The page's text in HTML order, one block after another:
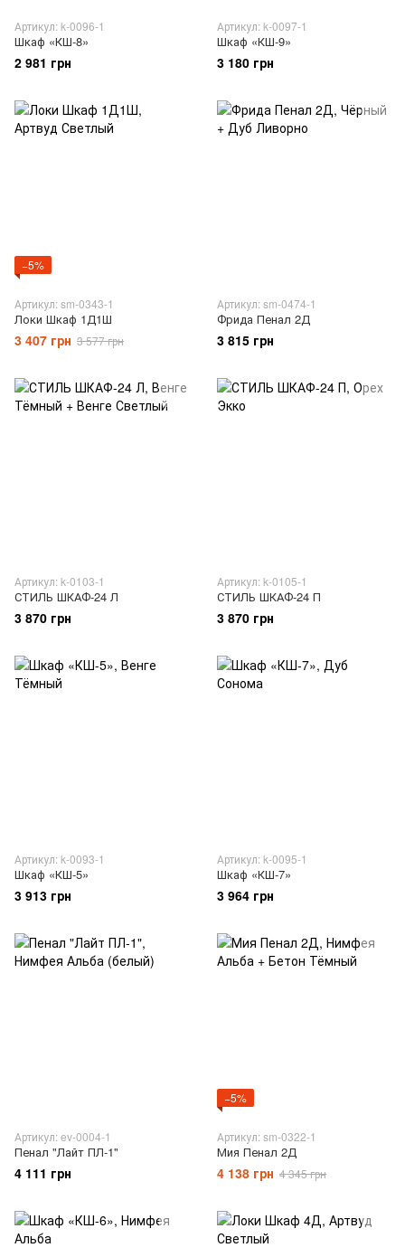
Артикул: k-0096-1
Шкаф «КШ-8»
2 981 грн
Артикул: k-0097-1
Шкаф «КШ-9»
3 180 грн
−5%
Артикул: sm-0343-1
Локи Шкаф 1Д1Ш
3 407 грн 3 577 грн
Артикул: sm-0474-1
Фрида Пенал 2Д
3 815 грн
Артикул: k-0103-1
СТИЛЬ ШКАФ-24 Л
3 870 грн
Артикул: k-0105-1
СТИЛЬ ШКАФ-24 П
3 870 грн
Артикул: k-0093-1
Шкаф «КШ-5»
3 913 грн
Артикул: k-0095-1
Шкаф «КШ-7»
3 964 грн
Артикул: ev-0004-1
Пенал "Лайт ПЛ-1"
4 111 грн
−5%
Артикул: sm-0322-1
Мия Пенал 2Д
4 138 грн 4 345 грн